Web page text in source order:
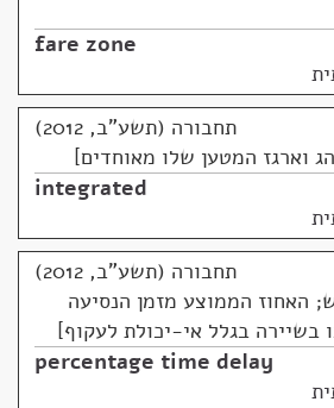
fare zone
תחבורה (תשע"ב, 2012)
וארגז המטען שלו מאוחדים
integrated
תחבורה (תשע"ב, 2012)
האחוז הממוצע מזמן הנסיעה
בשיירה בגלל אי-יכולת לעקוף
percentage time delay